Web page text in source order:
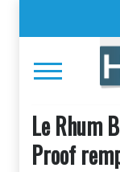
Le Rhum
Proof